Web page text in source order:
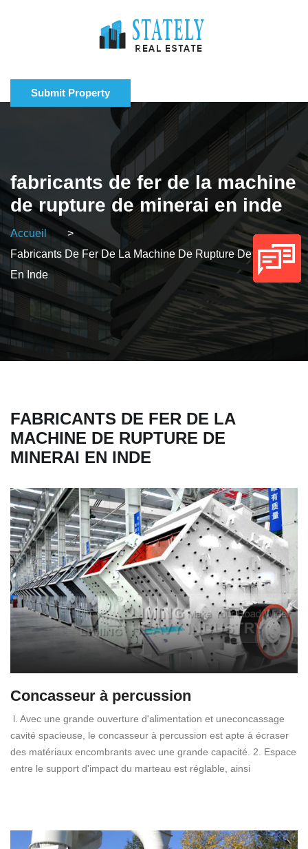
Submit Property
fabricants de fer de la machine
de rupture de minerai en inde
Accueil
>
Fabricants De Fer De La Machine De Rupture De Minerai
En Inde
FABRICANTS DE FER DE LA
MACHINE DE RUPTURE DE
MINERAI EN INDE
Concasseur à percussion
l. Avec une grande ouverture d'alimentation et uneconcassage
cavité spacieuse, le concasseur à percussion est apte à écraser
des matériaux encombrants avec une grande capacité. 2. Espace
entre le support d'impact du marteau est réglable, ainsi